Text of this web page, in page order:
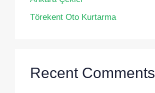
Törekent Oto Kurtarma
Recent Comments